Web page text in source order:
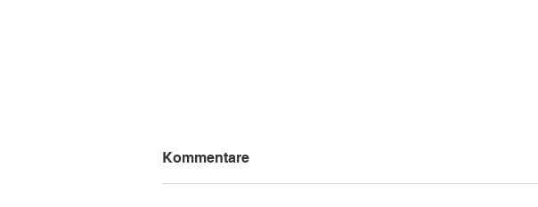
Kommentare